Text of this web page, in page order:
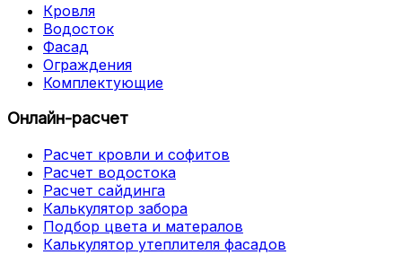
Кровля
Водосток
Фасад
Ограждения
Комплектующие
Онлайн-расчет
Расчет кровли и софитов
Расчет водостока
Расчет сайдинга
Калькулятор забора
Подбор цвета и матералов
Калькулятор утеплителя фасадов